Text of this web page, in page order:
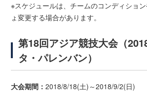
※スケジュールは、チームのコンディショ
ょ変更する場合があります。
第18回アジア競技大会（
タ・パレンバン）
大会期間：2018/8/18(土)～2018/9/2(日)